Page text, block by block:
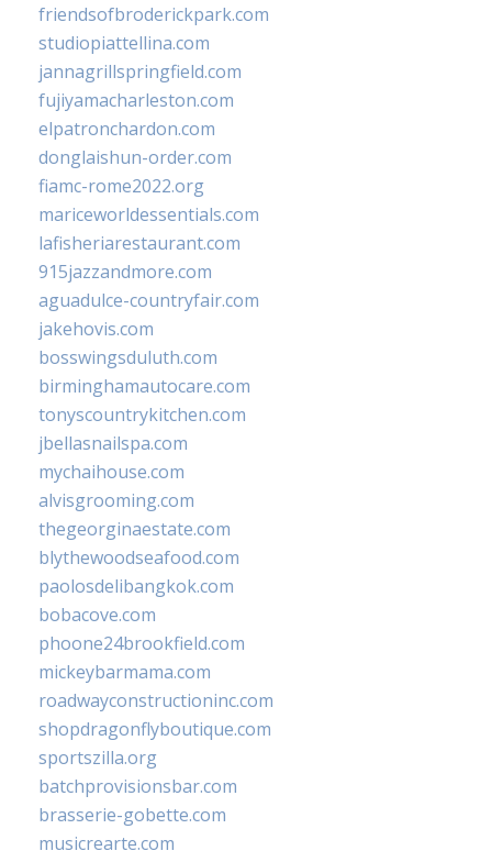
friendsofbroderickpark.com
studiopiattellina.com
jannagrillspringfield.com
fujiyamacharleston.com
elpatronchardon.com
donglaishun-order.com
fiamc-rome2022.org
mariceworldessentials.com
lafisheriarestaurant.com
915jazzandmore.com
aguadulce-countryfair.com
jakehovis.com
bosswingsduluth.com
birminghamautocare.com
tonyscountrykitchen.com
jbellasnailspa.com
mychaihouse.com
alvisgrooming.com
thegeorginaestate.com
blythewoodseafood.com
paolosdelibangkok.com
bobacove.com
phoone24brookfield.com
mickeybarmama.com
roadwayconstructioninc.com
shopdragonflyboutique.com
sportszilla.org
batchprovisionsbar.com
brasserie-gobette.com
musicrearte.com